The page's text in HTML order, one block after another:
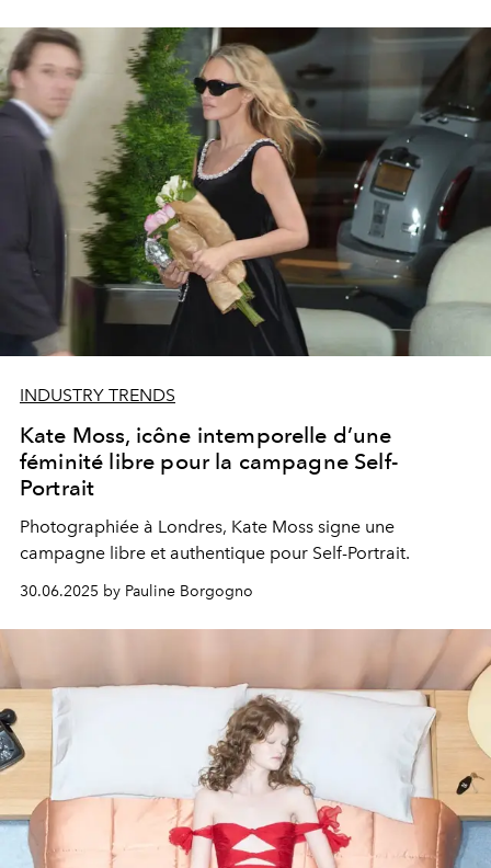
INDUSTRY TRENDS
Kate Moss, icône intemporelle d’une
féminité libre pour la campagne Self-
Portrait
Photographiée à Londres, Kate Moss signe une
campagne libre et authentique pour Self-Portrait.
30.06.2025 by Pauline Borgogno